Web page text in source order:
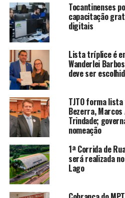
Tocantinenses
capacitação
digitais
Lista tríplice é
Wanderlei
deve ser
TJTO forma
Bezerra, Marcos
Trindade;
nomeação
1ª Corrida de
será realizada
Lago